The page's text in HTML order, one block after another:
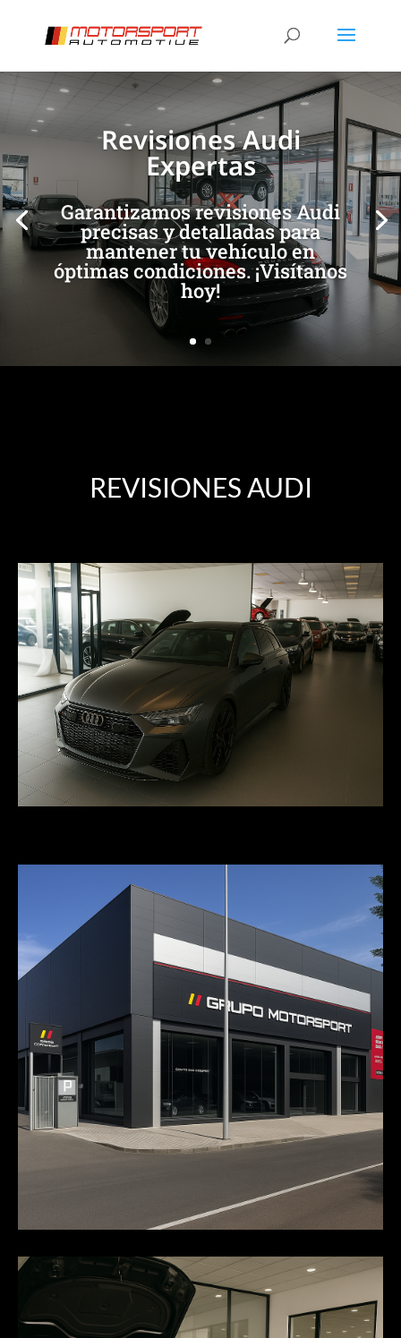
Revisiones Audi
Expertas
Garantizamos revisiones Audi
precisas y detalladas para
mantener tu vehículo en
óptimas condiciones. ¡Visítanos
hoy!
[/et_pb_slide] [/et_pb_slide]
REVISIONES AUDI